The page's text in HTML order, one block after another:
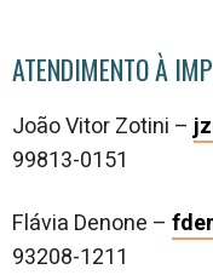
ATENDIMENTO À
João Vitor Zotini –
99813-0151
Flávia Denone –
93208-1211